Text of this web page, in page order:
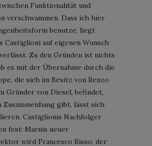
Funktionalität und
verschwammen. Dass ich hier
benutze, liegt
Castiglioni auf eigenen Wunsch
Zu den Gründen ist nichts
es mit der Übernahme durch die
die sich im Besitz von Renzo
Gründer von Diesel, befindet,
Zusammenhang gibt, lässt sich
Castiglionis Nachfolger
fest: Marnis neuer
wird Francesco Risso, der